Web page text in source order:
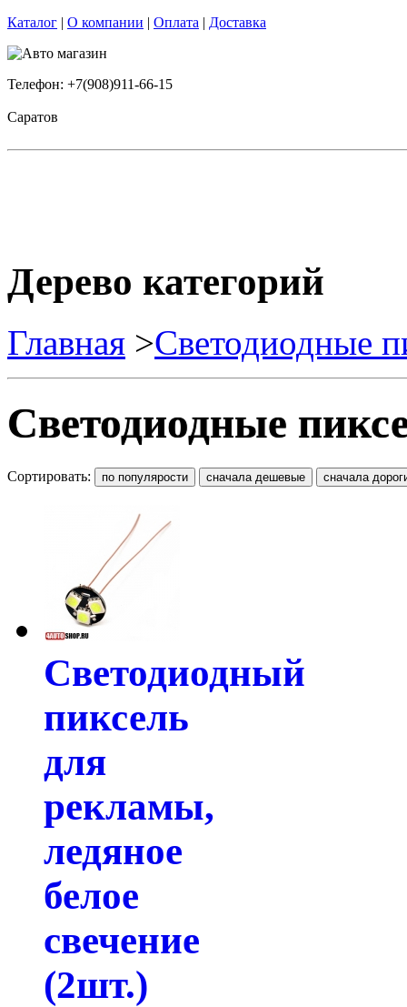
Каталог | О компании | Оплата | Доставка
Телефон: +7(908)911-66-15
Саратов
Дерево категорий
Главная >Светодиодные
Светодиодные
Сортировать:
Светодиодный
пиксель
для
рекламы,
ледяное
белое
свечение
(2шт.)